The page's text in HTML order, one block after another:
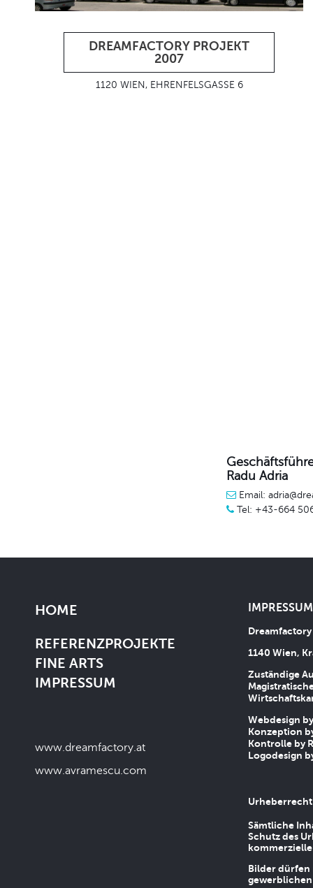
DREAMFACTORY PROJEKT
2007
1120 WIEN, EHRENFELSGASSE 6
Radu Adria
Email:
Tel: +43-664
HOME
REFERENZPROJEKTE
FINE ARTS
IMPRESSUM
www.dreamfactory.at
www.avramescu.com
1140 Wien,
Zuständige
Webdesign
Konzeption
Kontrolle by
Logodesign
Urheberrecht
Sämtliche
Schutz des
Bilder dürfen